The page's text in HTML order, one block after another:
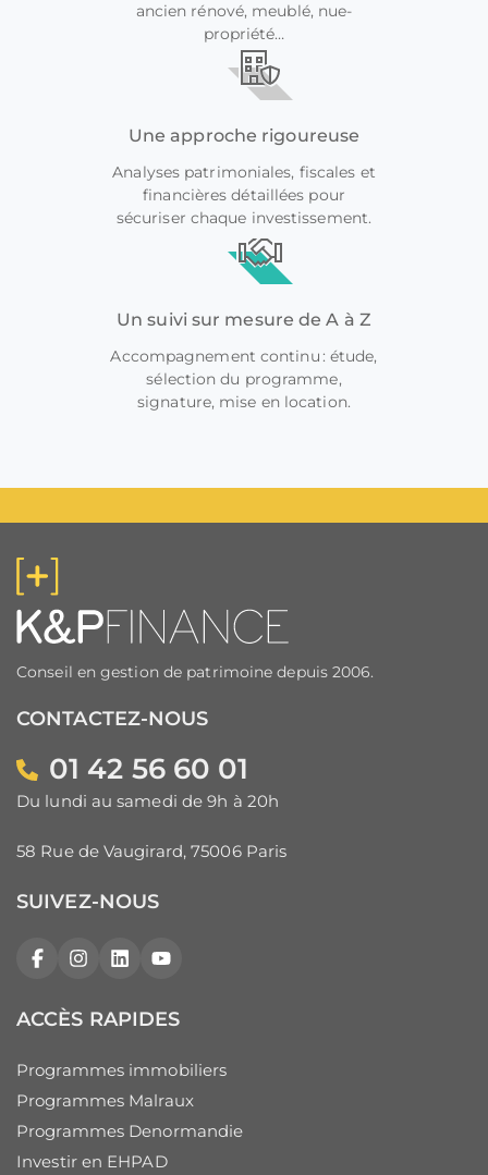
ancien rénové, meublé, nue-
propriété…
Une approche rigoureuse
Analyses patrimoniales, fiscales et
financières détaillées pour
sécuriser chaque investissement.
Un suivi sur mesure de A à Z
Accompagnement continu : étude,
sélection du programme,
signature, mise en location.
Conseil en gestion de patrimoine depuis 2006.
CONTACTEZ-NOUS
01 42 56 60 01
Du lundi au samedi de 9h à 20h
58 Rue de Vaugirard, 75006 Paris
SUIVEZ-NOUS
FacebookInstagram
LinkedInYouTube
ACCÈS RAPIDES
Programmes immobiliers
Programmes Malraux
Programmes Denormandie
Investir en EHPAD